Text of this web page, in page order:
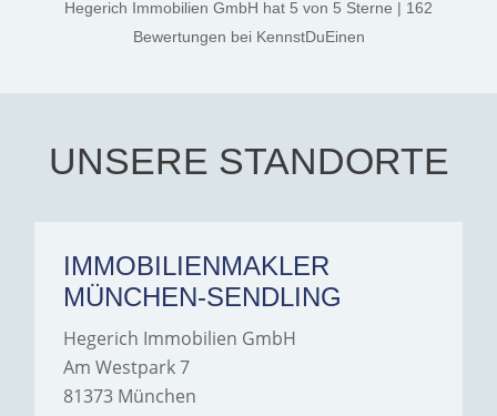
the credit goes to Amelie
Jamrowâ€”she was
exceptionally professional,
Hegerich Immobilien to
anyone looking for a home.
Hegerich Immobilien GmbH hat 5 von 5 Sterne | 162
Bewertungen bei KennstDuEinen
UNSERE STANDORTE
IMMOBILIENMAKLER
MÜNCHEN-SENDLING
Hegerich Immobilien GmbH
Am Westpark 7
81373 München